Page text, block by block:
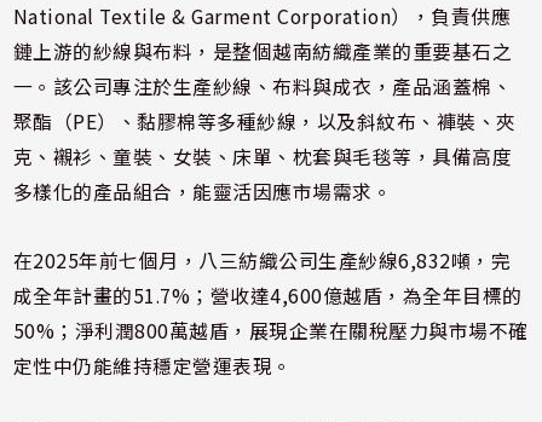
National Textile & Garment Corporation），負責供應
鏈上游的紗線與布料，是整個越南紡織產業的重要基石之
一。該公司專注於生產紗線、布料與成衣，產品涵蓋棉、
聚酯（PE）、黏膠棉等多種紗線，以及斜紋布、褲裝、夾
克、襯衫、童裝、女裝、床單、枕套與毛毯等，具備高度
多樣化的產品組合，能靈活因應市場需求。
在2025年前七個月，八三紡織公司生產紗線6,832噸，完
成全年計畫的51.7%；營收達4,600億越盾，為全年目標的
50%；淨利潤800萬越盾，展現企業在關稅壓力與市場不確
定性中仍能維持穩定營運表現。